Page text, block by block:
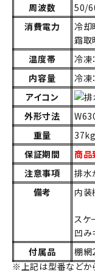
周波数
50/
消費電力
冷却
霜取
温度帯
冷
内容量
冷凍
アイコン
外形寸法
重量
37kg
保証期間
商
注意事項
排水
備考
内装
スケ
凹み
付属品
棚網
※上記は型番などか